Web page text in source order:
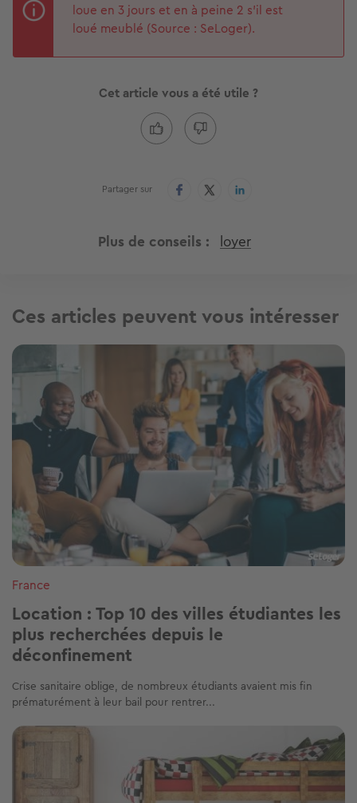
loue en 3 jours et en à peine 2 s'il est
loué meublé (Source : SeLoger).
Cet article vous a été utile ?
Partager sur
Plus de conseils loyer
Ces articles peuvent vous intéresser
Image
France
Location : Top 10 des villes étudiantes les
plus recherchées depuis le
déconfinement
Crise sanitaire oblige, de nombreux étudiants avaient mis fin
prématurément à leur bail pour rentrer...
Image